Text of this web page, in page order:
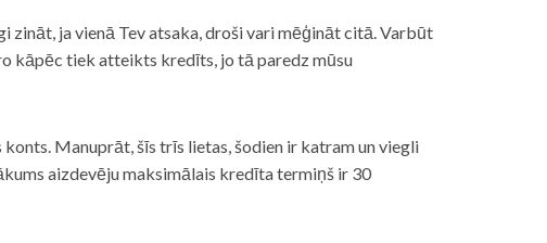
ja vienā Tev atsaka, droši vari mēģināt citā. Varbūt
kāpēc tiek atteikts kredīts, jo tā paredz mūsu
Manuprāt, šīs trīs lietas, šodien ir katram un viegli
aizdevēju maksimālais kredīta termiņš ir 30